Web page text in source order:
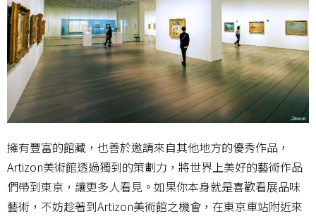
擁有豐富的館藏，也善於邀請來自其他地方的優秀作品，
Artizon美術館透過獨到的策劃力，將世界上美好的藝術作品
們帶到東京，讓更多人看見。如果你本身就是喜歡看展品味
藝術，不妨趁著到Artizon美術館之機會，在東京車站附近來